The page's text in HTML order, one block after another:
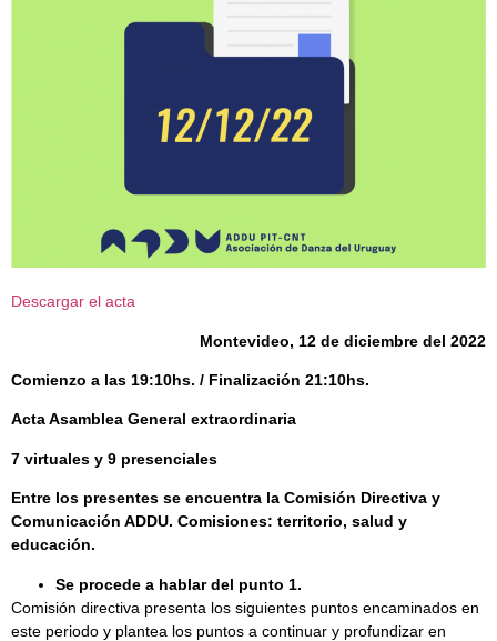
Descargar el acta
Montevideo, 12 de diciembre del 2022
Comienzo a las 19:10hs. / Finalización 21:10hs.
Acta Asamblea General extraordinaria
7 virtuales y 9 presenciales
Entre los presentes se encuentra la Comisión Directiva y
Comunicación ADDU. Comisiones: territorio, salud y
educación.
Se procede a hablar del punto 1.
Comisión directiva presenta los siguientes puntos encaminados en
este periodo y plantea los puntos a continuar y profundizar en